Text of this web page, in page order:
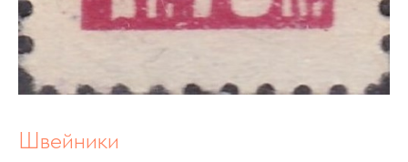
Швейники